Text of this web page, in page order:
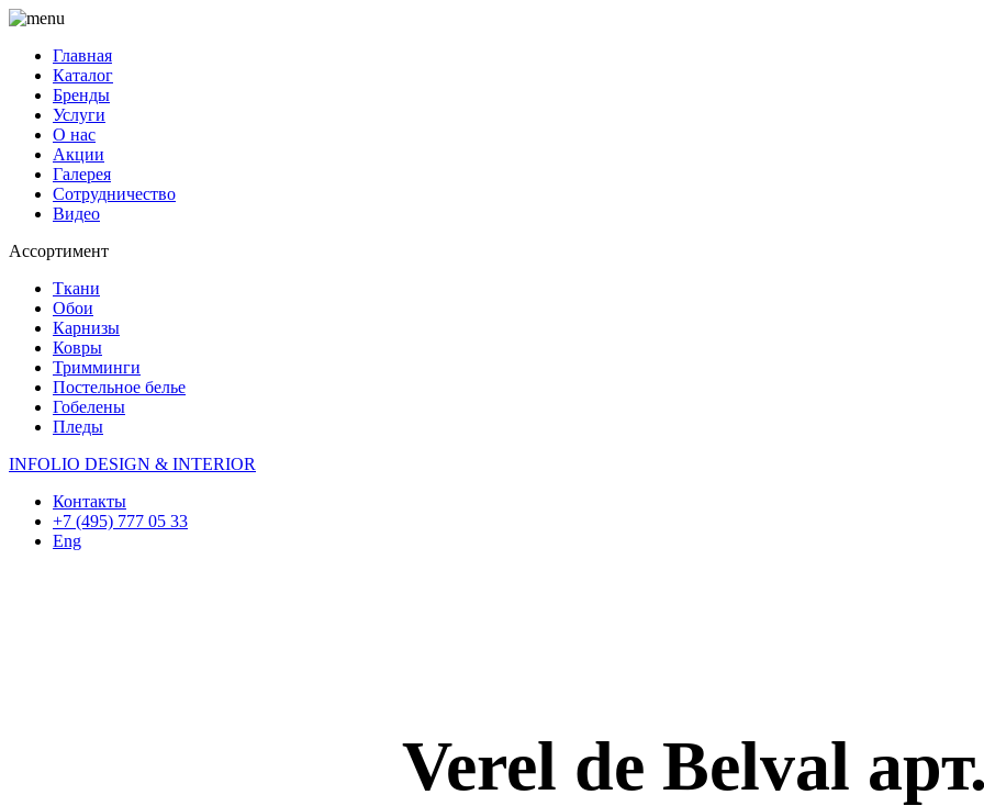
Главная
Каталог
Бренды
Услуги
О нас
Акции
Галерея
Сотрудничество
Видео
Ассортимент
Ткани
Обои
Карнизы
Ковры
Тримминги
Постельное белье
Гобелены
Пледы
INFOLIO DESIGN & INTERIOR
Контакты
+7 (495) 777 05 33
Eng
Verel de Belval